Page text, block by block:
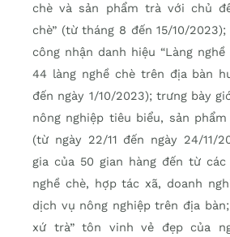
chè và sản phẩm trà với chủ
chè” (từ tháng 8 đến 15/10/
công nhận danh hiệu “Làng
44 làng nghề chè trên địa bàn
đến ngày 1/10/2023); trưng bày
nông nghiệp tiêu biểu, sản phẩm
(từ ngày 22/11 đến ngày 24/11/
gia của 50 gian hàng đến từ
nghề chè, hợp tác xã, doanh
dịch vụ nông nghiệp trên địa
xứ trà” tôn vinh vẻ đẹp của